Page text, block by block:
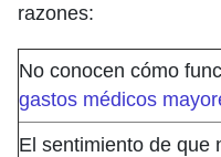
razones:
No conocen cómo
gastos médicos
El sentimiento de que